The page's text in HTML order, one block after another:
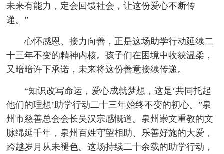
未来有能力，定会回馈社会，让这份爱心不断传
递。”
心怀感恩、接力向善，正是这场助学行动延续二
十三年不变的精神内核。孩子们在困境中收获温柔，
又暗暗许下承诺，未来将这份善意接续传递。
“知识改写命运，爱心成就梦想，这是‘共同托起
他们的理想’助学行动二十三年始终不变的初心。”泉
州市慈善总会会长吴汉宗感慨道。泉州崇文重教的文
脉绵延千年，泉州百姓守望相助、乐善好施的大爱，
跨越岁月从未褪色。这场持续二十余载的助学行动，